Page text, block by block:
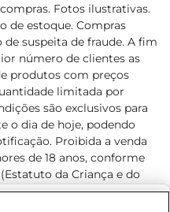
Fotos ilustrativas.
de estoque. Compras
suspeita de fraude. A fim
número de clientes as
produtos com preços
limitada por
são exclusivos para
o dia de hoje, podendo
Proibida a venda
de 18 anos, conforme
da Criança e do
exclusivos para o